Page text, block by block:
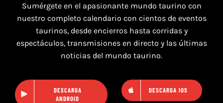
TOROS SEGART 7 Y 8 DE AGOSTO 2026
Sumérgete en el apasionante mundo taurino con
nuestro completo calendario con cientos de eventos
taurinos, desde encierros hasta corridas y
espectáculos, transmisiones en directo y las últimas
noticias del mundo taurino.
DESCARGA
ANDROID
DESCARGA IOS